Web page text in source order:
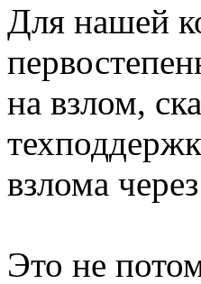
Для нашей
на взлом,
взлома
Это не